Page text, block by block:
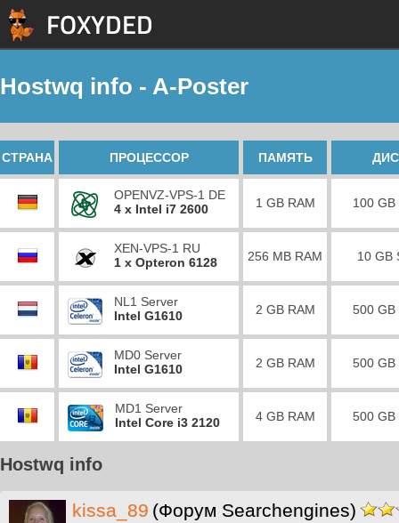
Hostwq info - A-Poster
СТРАНА ПРОЦЕССОР ПАМЯТЬ
OPENVZ-VPS-1 DE
4 x Intel i7 2600
1 GB RAM 100 GB
XEN-VPS-1 RU
1 x Opteron 6128
256 MB RAM 10 GB
NL1 Server
Intel G1610
2 GB RAM 500 GB
MD0 Server
Intel G1610
2 GB RAM 500 GB
MD1 Server
Intel Core i3 2120
4 GB RAM 500 GB
Hostwq info
kissa_89 (Форум Searchengines)